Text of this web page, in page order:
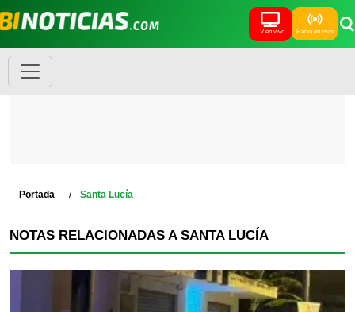
TV en vivo Radio en vivo
Portada Santa Lucía
NOTAS RELACIONADAS A SANTA LUCÍA